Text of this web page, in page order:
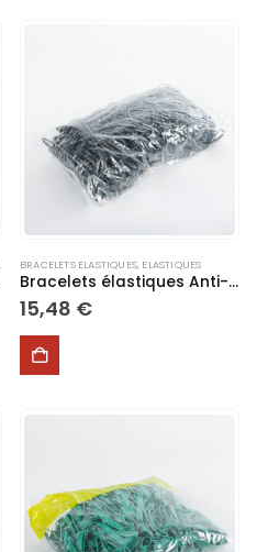
ELASTIQUES, SPORT
BRACELETS ELASTIQUES, ELASTIQUES
Bracelets élastiques Anti-UV 330 x 3 x 3 mm
15,48 €